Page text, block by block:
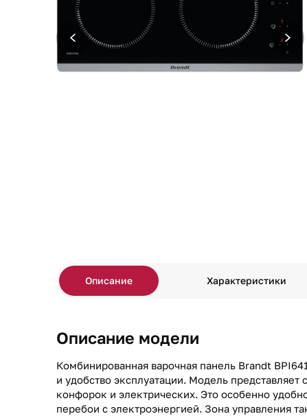
Описание Характеристики
Описание модели
Комбинированная варочная панель Brandt
и удобство эксплуатации. Модель представляет
конфорок и электрических. Это особенно
перебои с электроэнергией. Зона управления